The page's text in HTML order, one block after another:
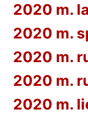
2020 m.
2020 m.
2020 m.
2020 m.
2020 m.